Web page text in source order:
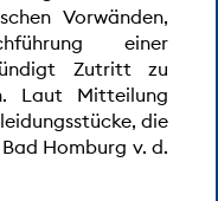
Vorwänden,
einer
Zutritt zu
Laut Mitteilung
die
Homburg v. d.
haben, können Sie
Uhr erreichen.